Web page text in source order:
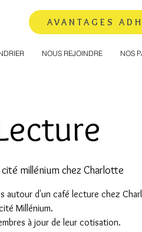
NOUS REJOINDRE NOS
AVANTAGES
millénium chez Charlotte
autour d'un café lecture chez
Millénium.
à jour de leur cotisation.